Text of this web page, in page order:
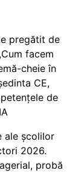
pregătit de
facem
cheie în
CE,
de
ale școlilor
2026.
probă